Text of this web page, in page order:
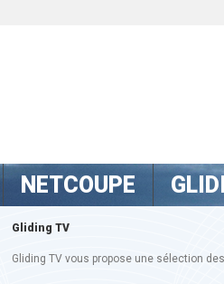
NETCOUPE
Gliding TV
Gliding TV vous propose une sélection